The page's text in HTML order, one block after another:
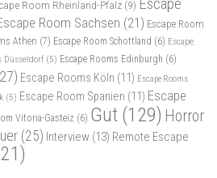
Room Rheinland-Pfalz (9) Escape
Room Sachsen (21) Escape Room
Athen (7) Escape Room Schottland (6) Escape
Düsseldorf (5) Escape Rooms Edinburgh (6)
Escape Rooms Köln (11) Escape Rooms
(5) Escape Room Spanien (11) Escape
Vitoria-Gasteiz (6) Gut (129) Horror
(25) Interview (13) Remote Escape